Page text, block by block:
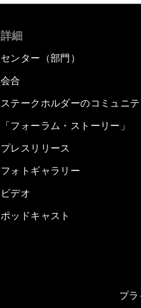
詳細
センター（部門）
会合
ステークホルダーのコミュニテ
「フォーラム・ストーリー」
プレスリリース
フォトギャラリー
ビデオ
ポッドキャスト
プ